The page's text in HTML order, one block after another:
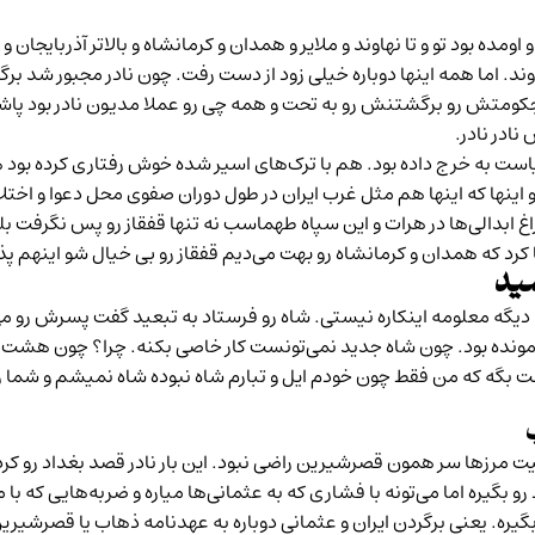
بود تو و تا نهاوند و ملایر و همدان و کرمانشاه و بالاتر
اما همه اینها دوباره خیلی زود از دست رفت. چون نادر مجبور
رو برگشتنش رو به تحت و همه چی رو عملا مدیون نادر بود
نادر.
به خرج داده بود. هم با ترک‌های اسیر شده خوش رفتاری کرده
که اینها هم مثل غرب ایران در طول دوران صفوی محل دعوا و
ابدالی‌ها در هرات و این سپاه طهماسب نه تنها قفقاز رو پس نگرفت
که همدان و کرمانشاه رو بهت می‌دیم قفقاز رو بی خیال شو
معلومه اینکاره نیستی. شاه رو فرستاد به تبعید گفت پسرش
مونده بود. چون شاه جدید نمی‌تونست کار خاصی بکنه. چرا؟
که من فقط چون خودم ایل و تبارم شاه نبوده شاه نمیشم و شما
مرزها سر همون قصرشیرین راضی نبود. این بار نادر قصد بغداد رو
بغداد رو بگیره اما می‌تونه با فشاری که به عثمانی‌ها میاره و ضربه‌هایی
یعنی برگردن ایران و عثمانی دوباره به عهدنامه ذهاب یا